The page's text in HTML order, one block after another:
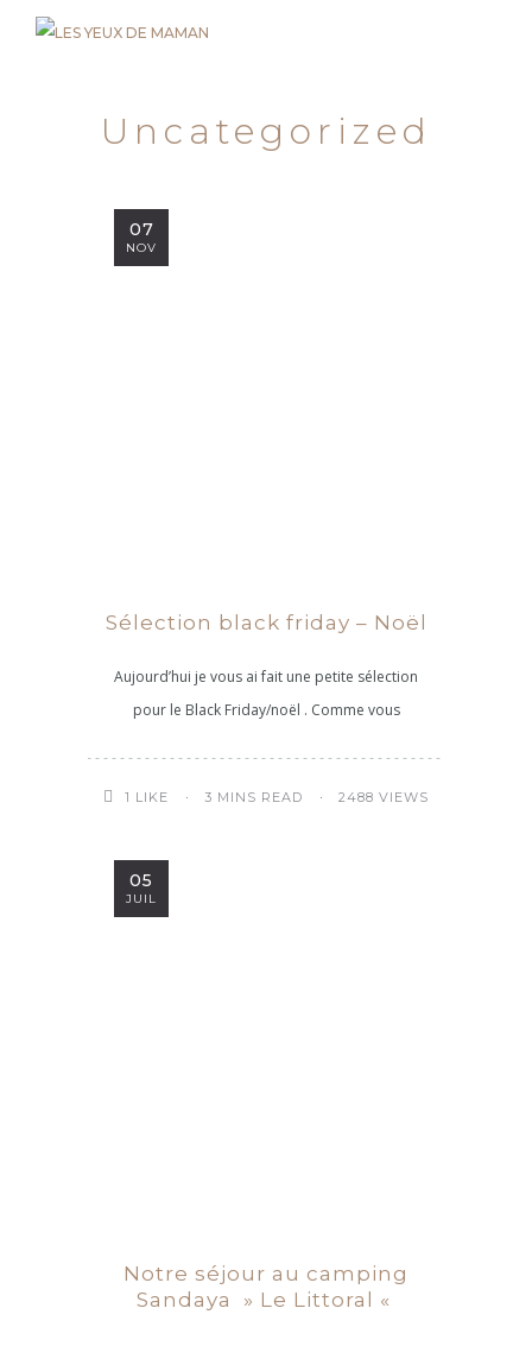
Uncategorized
07
NOV
Sélection black friday – Noël
Aujourd’hui je vous ai fait une petite sélection
pour le Black Friday/noël . Comme vous
1 LIKE 3 MINS READ 2488 VIEWS
05
JUIL
Notre séjour au camping
Sandaya » Le Littoral «